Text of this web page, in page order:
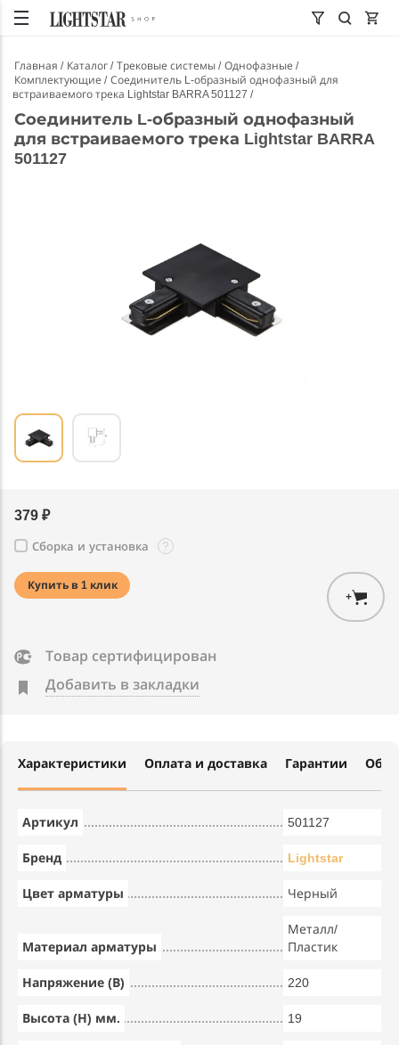
Главная Каталог Трековые системы
Однофазные
Комплектующие
Соединитель L-образный однофазный для
встраиваемого трека Lightstar BARRA 501127
Соединитель L-образный однофазный
для встраиваемого трека Lightstar BARRA
501127
379 ₽
Сборка и установка ?
+
Купить в 1 клик
Товар сертифицирован
Добавить в закладки
Характеристики Оплата и доставка Гарантии
Артикул 501127
Бренд Lightstar
Цвет арматуры Черный
Материал арматуры
Металл/
Пластик
Напряжение (В) 220
Высота (Н) мм. 19